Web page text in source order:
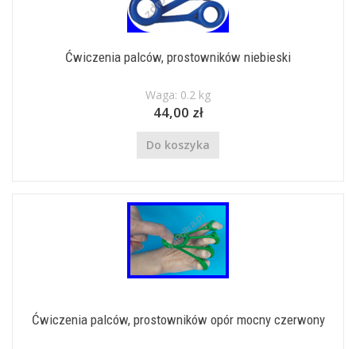
Ćwiczenia palców, prostowników niebieski
Waga: 0.2 kg
44,00 zł
Do koszyka
Ćwiczenia palców, prostowników opór mocny czerwony